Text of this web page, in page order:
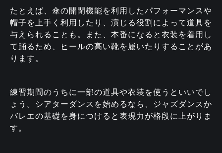
たとえば、傘の開閉機能を利用したパフォーマンスや
帽子を上手く利用したり、演じる役割によって道具を
与えられることも。また、本番になると衣装を着用し
て踊るため、ヒールの高い靴を履いたりすることがあ
ります。
練習期間のうちに一部の道具や衣装を使うといいでし
ょう。シアターダンスを始めるなら、ジャズダンスか
バレエの基礎を身につけると表現力が格段に上がりま
す。